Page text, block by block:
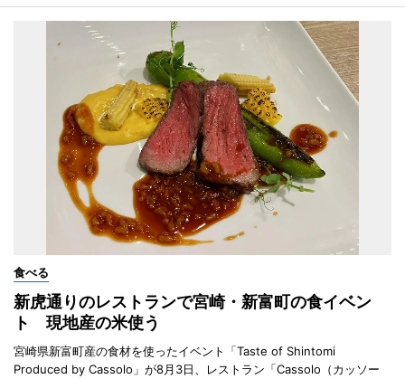
食べる
新虎通りのレストランで宮崎・新富町の食イベン
ト 現地産の米使う
宮崎県新富町産の食材を使ったイベント「Taste of Shintomi
Produced by Cassolo」が8月3日、レストラン「Cassolo（カッソー